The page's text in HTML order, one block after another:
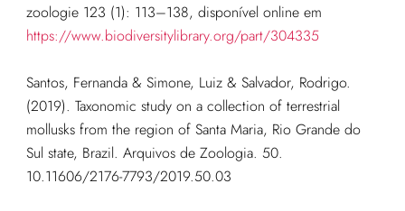
zoologie 123 (1): 113–138, disponível online em
https://www.biodiversitylibrary.org/part/304335
Santos, Fernanda & Simone, Luiz & Salvador, Rodrigo.
(2019). Taxonomic study on a collection of terrestrial
mollusks from the region of Santa Maria, Rio Grande do
Sul state, Brazil. Arquivos de Zoologia. 50.
10.11606/2176-7793/2019.50.03